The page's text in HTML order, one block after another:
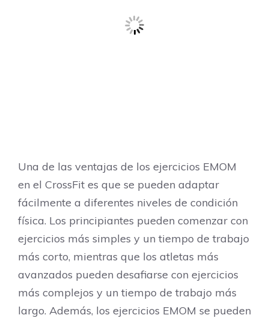
Una de las ventajas de los ejercicios EMOM
en el CrossFit es que se pueden adaptar
fácilmente a diferentes niveles de condición
física. Los principiantes pueden comenzar con
ejercicios más simples y un tiempo de trabajo
más corto, mientras que los atletas más
avanzados pueden desafiarse con ejercicios
más complejos y un tiempo de trabajo más
largo. Además, los ejercicios EMOM se pueden